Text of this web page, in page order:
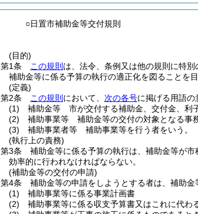
○日置市補助金等交付規則
(目的)
第1条
この規則 は、法令、条例又は他の規則に特
補助金等に係る予算の執行の適正化を図ることを目
(定義)
第2条
この規則 において、 次の各号に掲げる用語の
(1)
補助金等 市が交付する補助金、交付金、利
(2)
補助事業等 補助金等の交付の対象となる事
(3)
補助事業者等 補助事業等を行う者をいう。
(執行上の責務)
第3条
補助金等に係る予算の執行は、補助金等が
効率的に行われなければならない。
(補助金等の交付の申請)
第4条
補助金等の申請をしようとする者は、補助
(1)
補助事業等に係る事業計画書
(2)
補助事業等に係る収支予算書又はこれに代わ